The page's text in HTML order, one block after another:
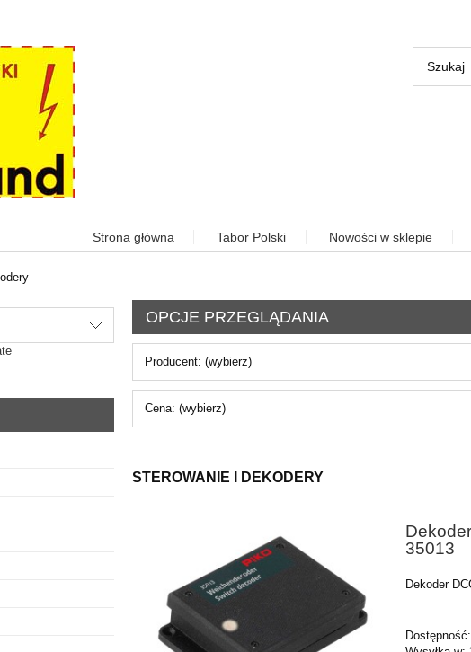
Strona główna Tabor Polski Nowości w sklepie
OPCJE PRZEGLĄDANIA
Producent: (wybierz)
Cena: (wybierz)
STEROWANIE I DEKODERY
35013
Dekoder
Dostępność: